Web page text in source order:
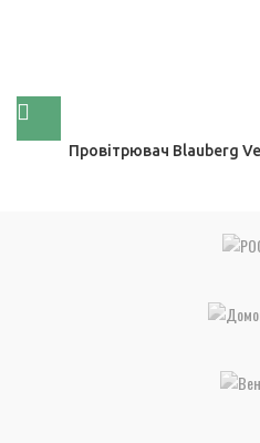
Провітрювач Blauberg